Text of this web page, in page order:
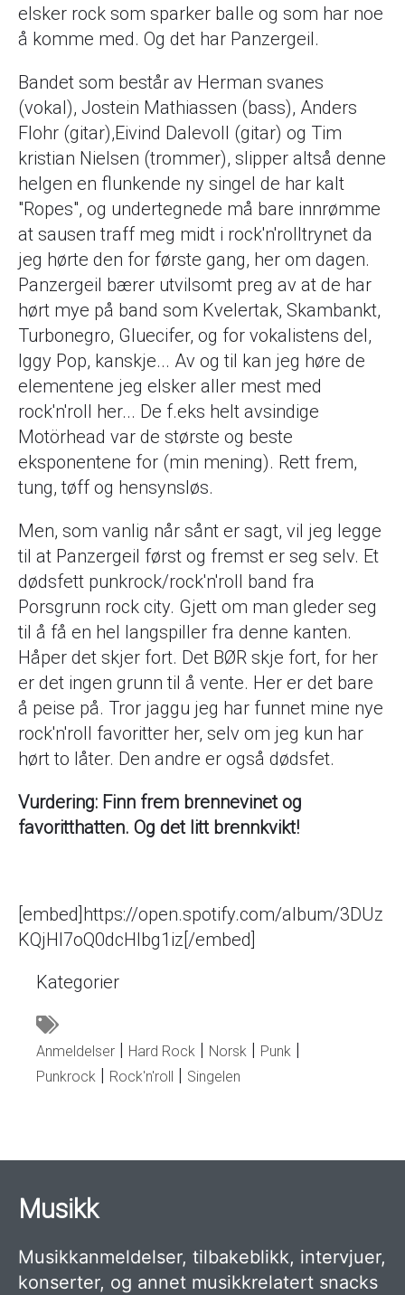
elsker rock som sparker balle og som har noe
å komme med. Og det har Panzergeil.
Bandet som består av Herman svanes
(vokal), Jostein Mathiassen (bass), Anders
Flohr (gitar),Eivind Dalevoll (gitar) og Tim
kristian Nielsen (trommer), slipper altså denne
helgen en flunkende ny singel de har kalt
"Ropes", og undertegnede må bare innrømme
at sausen traff meg midt i rock'n'rolltrynet da
jeg hørte den for første gang, her om dagen.
Panzergeil bærer utvilsomt preg av at de har
hørt mye på band som Kvelertak, Skambankt,
Turbonegro, Gluecifer, og for vokalistens del,
Iggy Pop, kanskje... Av og til kan jeg høre de
elementene jeg elsker aller mest med
rock'n'roll her... De f.eks helt avsindige
Motörhead var de største og beste
eksponentene for (min mening). Rett frem,
tung, tøff og hensynsløs.
Men, som vanlig når sånt er sagt, vil jeg legge
til at Panzergeil først og fremst er seg selv. Et
dødsfett punkrock/rock'n'roll band fra
Porsgrunn rock city. Gjett om man gleder seg
til å få en hel langspiller fra denne kanten.
Håper det skjer fort. Det BØR skje fort, for her
er det ingen grunn til å vente. Her er det bare
å peise på. Tror jaggu jeg har funnet mine nye
rock'n'roll favoritter her, selv om jeg kun har
hørt to låter. Den andre er også dødsfet.
Vurdering: Finn frem brennevinet og
favoritthatten. Og det litt brennkvikt!
[embed]https://open.spotify.com/album/3DUz
KQjHI7oQ0dcHlbg1iz[/embed]
Kategorier
Anmeldelser Hard Rock Norsk
Punk
Punkrock
Rock'n'roll Singelen
Musikk
Musikkanmeldelser, tilbakeblikk, intervjuer,
konserter, og annet musikkrelatert snacks